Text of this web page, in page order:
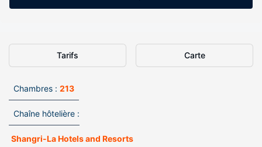
Tarifs Carte
Chambres : 213
Chaîne hôtelière :
Shangri-La Hotels and Resorts